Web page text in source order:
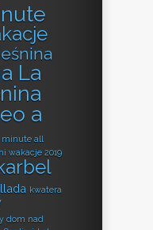
La
a
all
wakacje 2019
kwatera
dom nad